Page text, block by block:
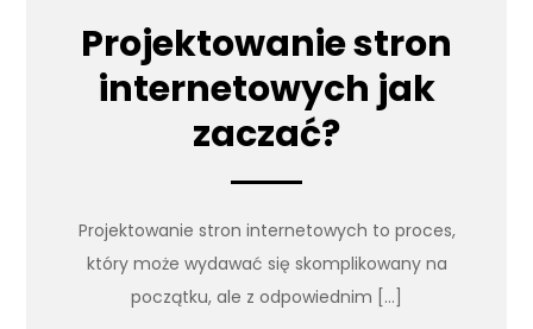
Projektowanie stron
internetowych jak
zaczać?
Projektowanie stron internetowych to proces,
który może wydawać się skomplikowany na
początku, ale z odpowiednim […]